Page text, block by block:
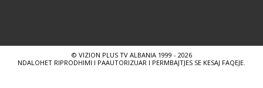
© VIZION PLUS TV ALBANIA 1999 - 2026
NDALOHET RIPRODHIMI I PAAUTORIZUAR I PERMBAJTJES SE KESAJ FAQEJE.